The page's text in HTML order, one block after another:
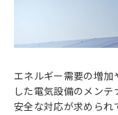
エネルギー需要の増加
した電気設備のメン
安全な対応が求めら